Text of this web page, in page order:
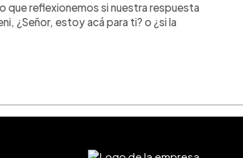
que reflexionemos si nuestra respuesta
¿Señor, estoy acá para ti? o ¿si la